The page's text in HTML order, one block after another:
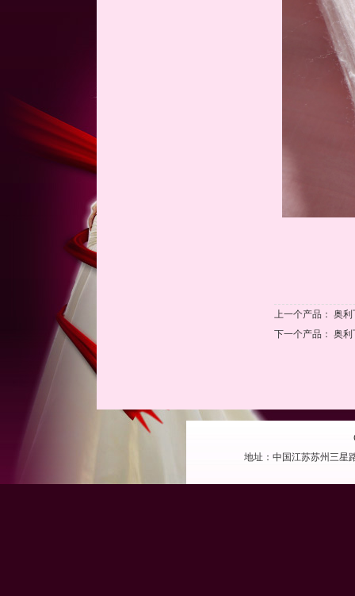
上一个产品： 奥利
下一个产品： 奥利
地址：中国江苏苏州三